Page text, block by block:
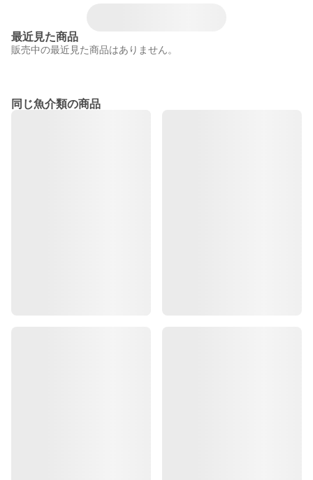
最近見た商品
販売中の最近見た商品はありません。
同じ魚介類の商品